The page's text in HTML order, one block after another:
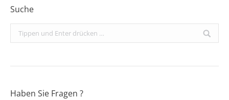
Suche
Search:
Haben Sie Fragen ?